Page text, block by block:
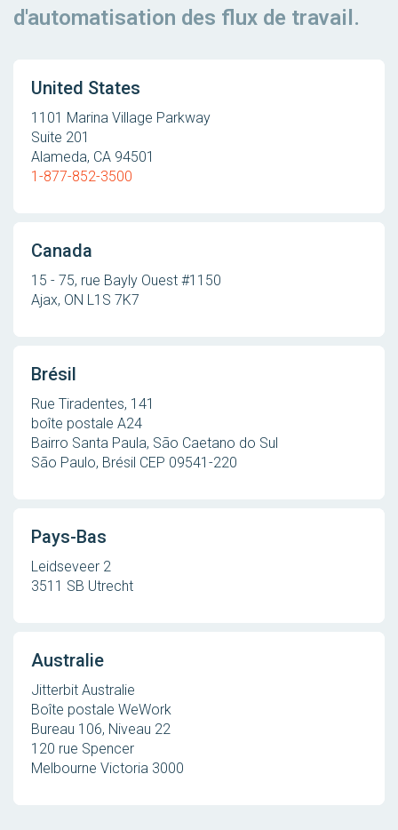
d'automatisation des flux de travail.
United States
1101 Marina Village Parkway
Suite 201
Alameda, CA 94501
1-877-852-3500
Canada
15 - 75, rue Bayly Ouest #1150
Ajax, ON L1S 7K7
Brésil
Rue Tiradentes, 141
boîte postale A24
Bairro Santa Paula, São Caetano do Sul
São Paulo, Brésil CEP 09541-220
Pays-Bas
Leidseveer 2
3511 SB Utrecht
Australie
Jitterbit Australie
Boîte postale WeWork
Bureau 106, Niveau 22
120 rue Spencer
Melbourne Victoria 3000